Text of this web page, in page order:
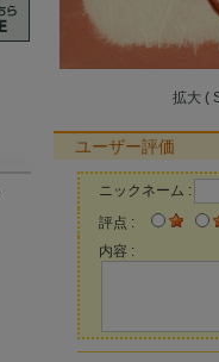
拡大 (
ユーザー評価
ニックネーム :
評点 :
内容 :